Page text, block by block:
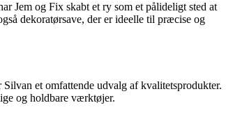
Jem og Fix skabt et ry som et pålideligt sted at
dekoratørsave, der er ideelle til præcise og
et omfattende udvalg af kvalitetsprodukter.
og holdbare værktøjer.